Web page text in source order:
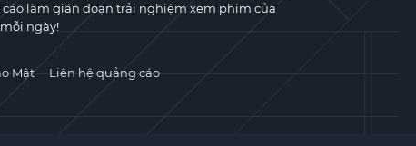
làm gián đoạn trải nghiệm xem phim của
ngày!
Mật Liên hệ quảng cáo